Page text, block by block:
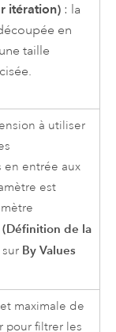
itération) : la
en
taille
à utiliser
entrée aux
est
de la
By Values
maximale de
pour filtrer les